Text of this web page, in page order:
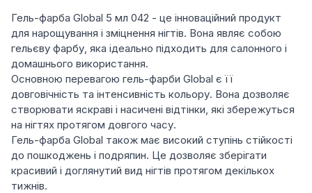
Гель-фарба Global 5 мл 042 - це інноваційний продукт
для нарощування і зміцнення нігтів. Вона являє собою
гельєву фарбу, яка ідеально підходить для салонного і
домашнього використання.
Основною перевагою гель-фарби Global є її
довговічність та інтенсивність кольору. Вона дозволяє
створювати яскраві і насичені відтінки, які збережуться
на нігтях протягом довгого часу.
Гель-фарба Global також має високий ступінь стійкості
до пошкоджень і подряпин. Це дозволяє зберігати
красивий і доглянутий вид нігтів протягом декількох
тижнів.